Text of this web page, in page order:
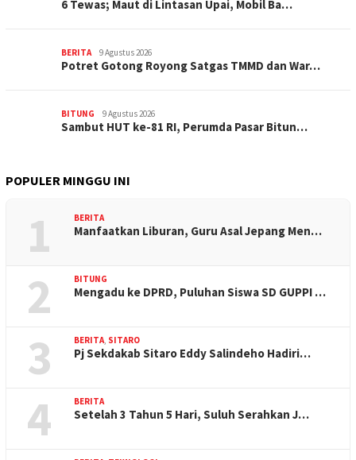
6 Tewas; Maut di Lintasan Upai, Mobil Ba…
BERITA 9 Agustus 2026
Potret Gotong Royong Satgas TMMD dan War…
BITUNG 9 Agustus 2026
Sambut HUT ke-81 RI, Perumda Pasar Bitun…
POPULER MINGGU INI
1 BERITA
Manfaatkan Liburan, Guru Asal Jepang Men…
2 BITUNG
Mengadu ke DPRD, Puluhan Siswa SD GUPPI …
3 BERITA, SITARO
Pj Sekdakab Sitaro Eddy Salindeho Hadiri…
4 BERITA
Setelah 3 Tahun 5 Hari, Suluh Serahkan J…